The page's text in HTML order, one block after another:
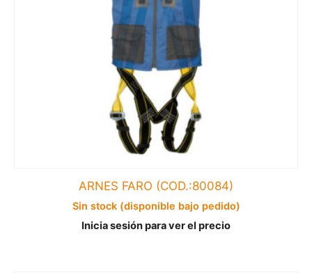
ARNES FARO (COD.:80084)
Sin stock (disponible bajo pedido)
Inicia sesión para ver el precio